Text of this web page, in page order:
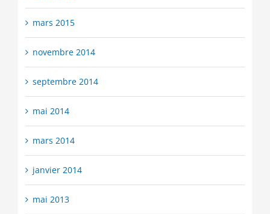
mars 2015
novembre 2014
septembre 2014
mai 2014
mars 2014
janvier 2014
mai 2013